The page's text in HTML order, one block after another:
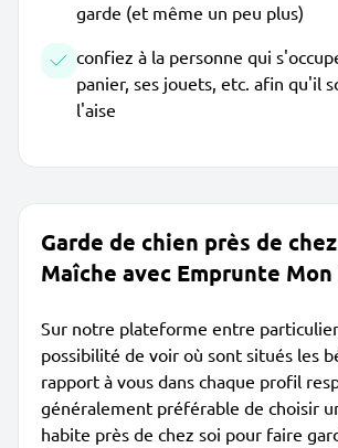
garde (et même un peu plus)
confiez à la personne qui
panier, ses jouets, etc. afin qu'il
l'aise
Garde de chien près de
Maîche avec Emprunte
Sur notre plateforme entre
possibilité de voir où sont situés les
rapport à vous dans chaque profil
généralement préférable de choisir
habite près de chez soi pour faire